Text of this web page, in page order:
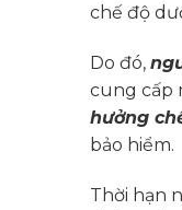
chế độ
Do đó,
cung cấp
hưởng
bảo hiểm.
Thời hạn